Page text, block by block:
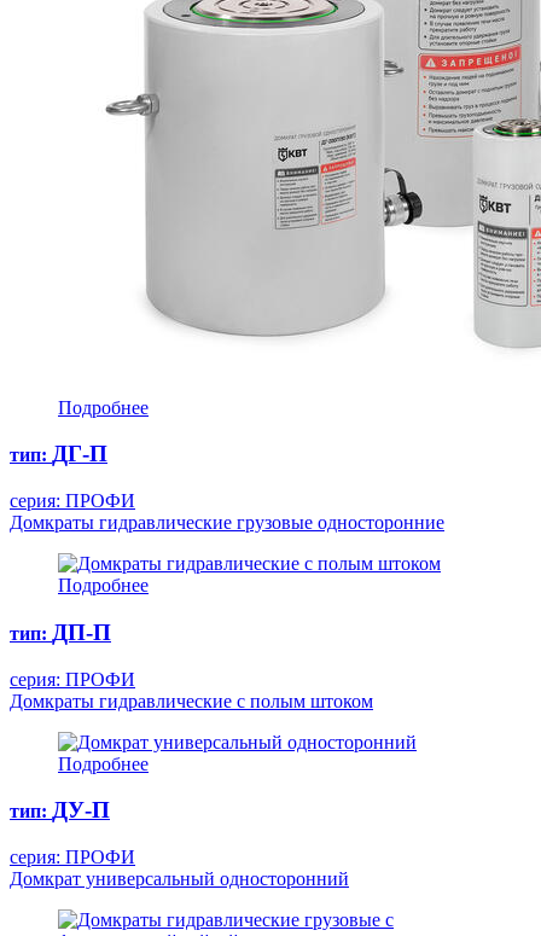
Подробнее
тип: ДГ-П
серия: ПРОФИ
Домкраты гидравлические грузовые односторонние
Подробнее
тип: ДП-П
серия: ПРОФИ
Домкраты гидравлические с полым штоком
Подробнее
тип: ДУ-П
серия: ПРОФИ
Домкрат универсальный односторонний